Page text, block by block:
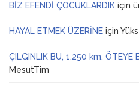
BİZ EFENDİ ÇOCUKLARDIK için
HAYAL ETMEK ÜZERİNE için
ÇILGINLIK BU, 1.250 km. ÖTEYE
MesutTim